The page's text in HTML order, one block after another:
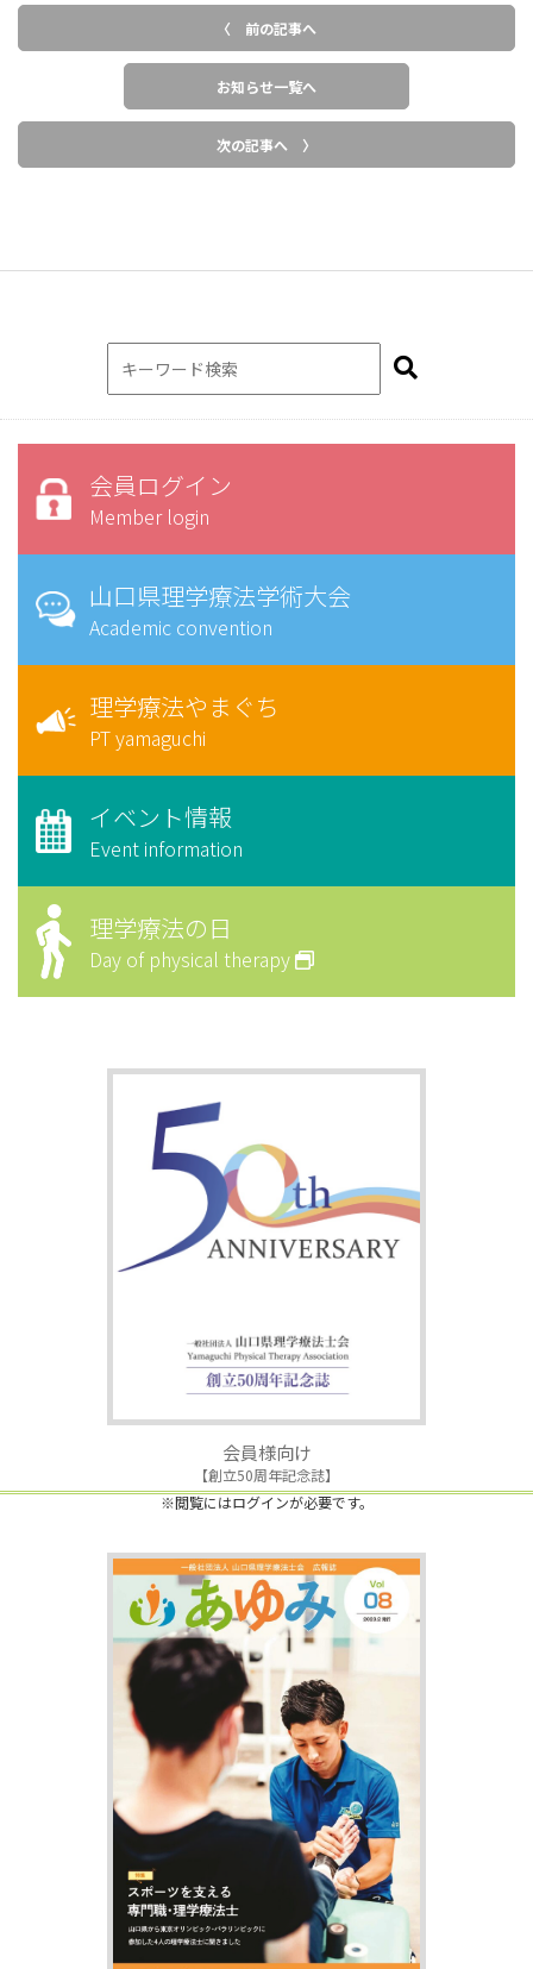
〈 前の記事へ
お知らせ一覧へ
次の記事へ 〉
会員ログイン
Member login
山口県理学療法学術大会
Academic convention
理学療法やまぐち
PT yamaguchi
イベント情報
Event information
理学療法の日
Day of physical therapy
会員様向け
【創立50周年記念誌】
※閲覧にはログインが必要です。